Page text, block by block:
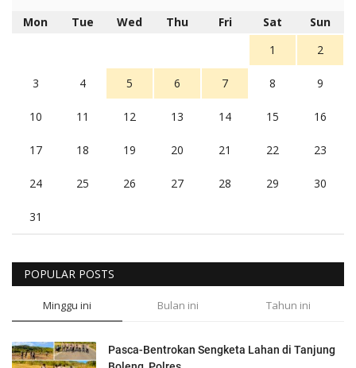
Mon Tue Wed Thu Fri Sat
Sun
1
2
3 4 5 6 7 8 9
10 11 12 13 14 15 16
17 18 19 20 21 22 23
24 25 26 27 28 29 30
31
POPULAR POSTS
Minggu ini Bulan ini Tahun ini
Pasca-Bentrokan Sengketa Lahan di Tanjung